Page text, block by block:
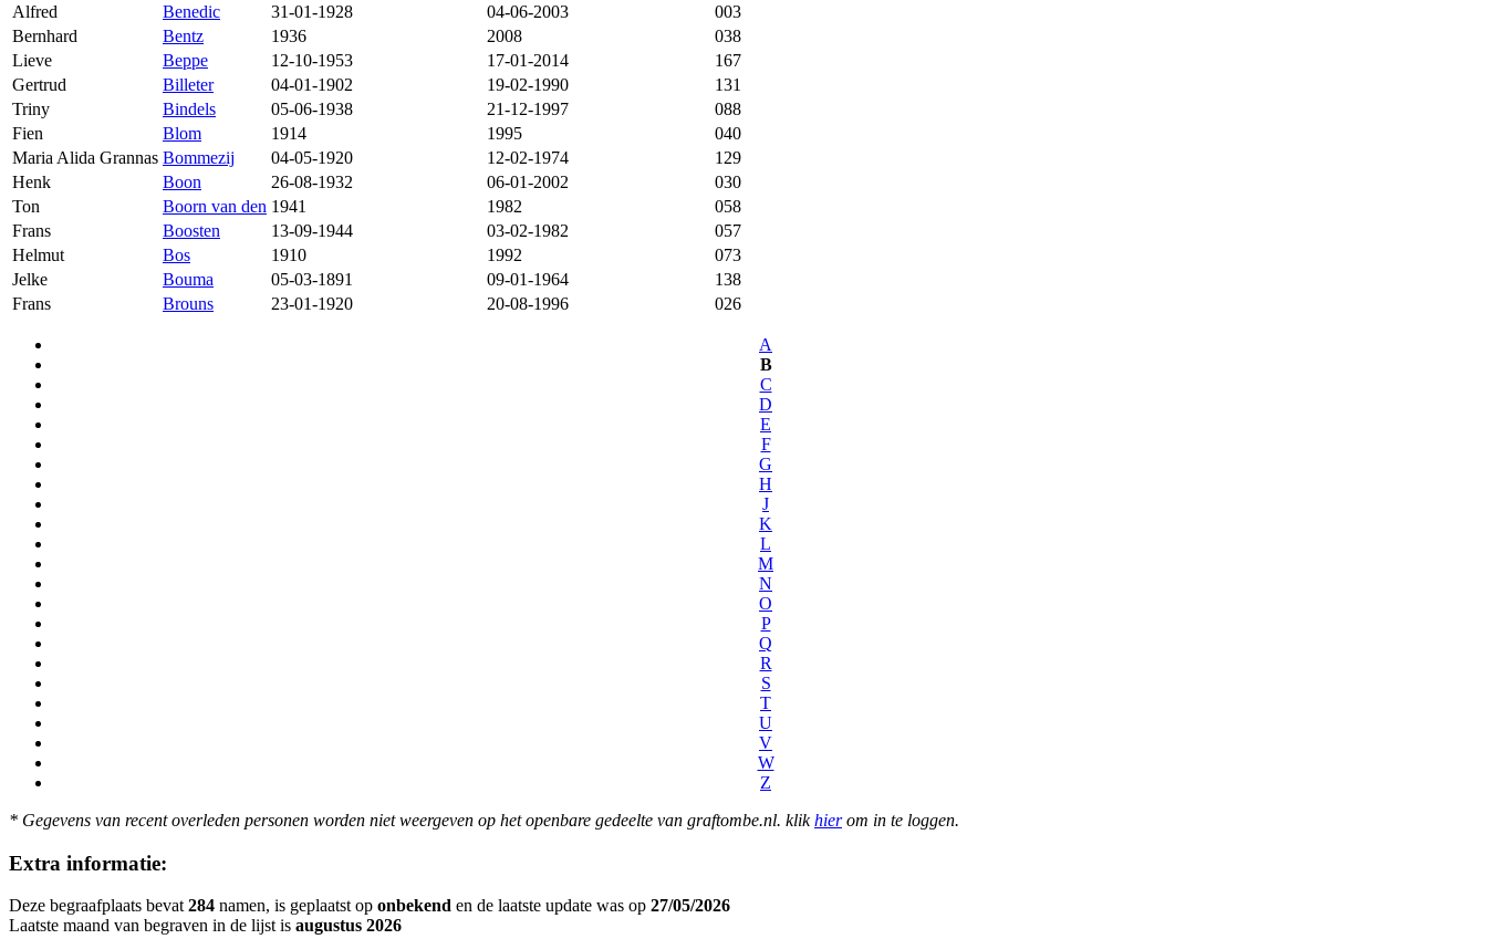
Alfred
Benedic 31-01-1928 04-06-2003
003
Bernhard
Bentz 1936 2008
038
Lieve
Beppe 12-10-1953 17-01-2014
167
Gertrud
Billeter 04-01-1902 19-02-1990
131
Triny
Bindels 05-06-1938 21-12-1997
088
Fien
Blom 1914 1995
040
Maria Alida Grannas Bommezij 04-05-1920 12-02-1974
129
Henk
Boon 26-08-1932 06-01-2002
030
Ton
Boorn van den 1941 1982
058
Frans
Boosten 13-09-1944 03-02-1982
057
Helmut
Bos 1910 1992
073
Jelke
Bouma 05-03-1891 09-01-1964
138
Frans
Brouns 23-01-1920 20-08-1996 026
A
B
C
D
E
F
G
H
J
K
L
M
N
O
P
Q
R
S
T
U
V
W
Z
* Gegevens van recent overleden personen worden niet weergeven op het openbare gedeelte van graftombe.nl. klikhierom in te loggen.
Extra informatie:
Deze begraafplaats bevat 284 namen, is geplaatst op onbekend en de laatste update was op 27/05/2026
Laatste maand van begraven in de lijst is augustus 2026